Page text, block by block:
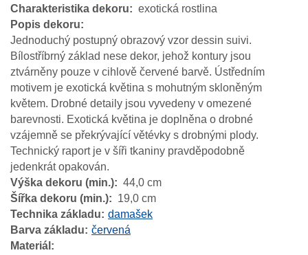
Charakteristika dekoru
exotická rostlina
Popis dekoru
Jednoduchý postupný obrazový vzor dessin suivi.
Bílostříbrný základ nese dekor, jehož kontury jsou
ztvárněny pouze v cihlově červené barvě. Ústředním
motivem je exotická květina s mohutným skloněným
květem. Drobné detaily jsou vyvedeny v omezené
barevnosti. Exotická květina je doplněna o drobné
vzájemně se překrývající větévky s drobnými plody.
Technický raport je v šíři tkaniny pravděpodobně
jedenkrát opakován.
Výška dekoru (min.)
44,0 cm
Šířka dekoru (min.)
19,0 cm
Technika základu
damašek
Barva základu
červená
Materiál